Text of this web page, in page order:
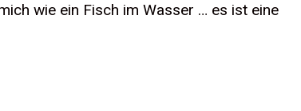
wie ein Fisch im Wasser … es ist eine